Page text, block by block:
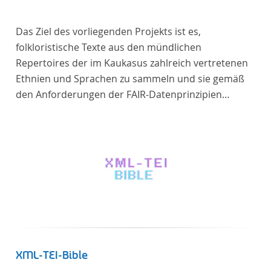
Das Ziel des vorliegenden Projekts ist es,
folkloristische Texte aus den mündlichen
Repertoires der im Kaukasus zahlreich vertretenen
Ethnien und Sprachen zu sammeln und sie gemäß
den Anforderungen der FAIR-Datenprinzipien
XML-TEI-Bible